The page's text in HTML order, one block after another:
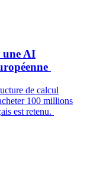
une AI
de calcul
100 millions
est retenu.